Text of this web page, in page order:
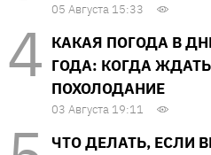
05 Августа 15:33
КАКАЯ ПОГОДА В
ГОДА: КОГДА
ПОХОЛОДАНИЕ
03 Августа 19:11
ЧТО ДЕЛАТЬ, ЕСЛИ